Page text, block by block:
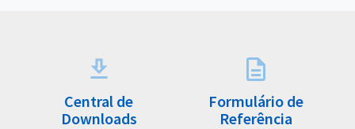
Central de
Downloads
Formulário de
Referência